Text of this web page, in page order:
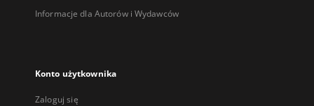
Informacje dla Autorów i Wydawców
Konto użytkownika
Zaloguj się